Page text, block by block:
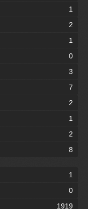
1
2
1
0
3
7
2
1
2
8
1
0
1919